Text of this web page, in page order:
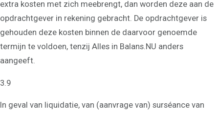
extra kosten met zich meebrengt, dan worden deze aan de
opdrachtgever in rekening gebracht. De opdrachtgever is
gehouden deze kosten binnen de daarvoor genoemde
termijn te voldoen, tenzij Alles in Balans.NU anders
aangeeft.
3.9
In geval van liquidatie, van (aanvrage van) surséance van